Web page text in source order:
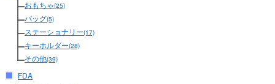
おもちゃ(25)
バッグ(5)
ステーショナリー(17)
キーホルダー(28)
その他(39)
FDA